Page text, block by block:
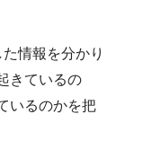
情報を分かり
きているの
いるのかを把